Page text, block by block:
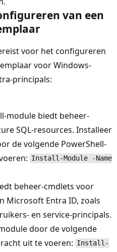
van een
voor het configureren
voor Windows-
principals:
module biedt beheer-
SQL-resources. Installeer
de volgende PowerShell-
Install-Module -Name
beheer-cmdlets voor
Microsoft Entra ID, zoals
en service-principals.
door de volgende
uit te voeren: Install-